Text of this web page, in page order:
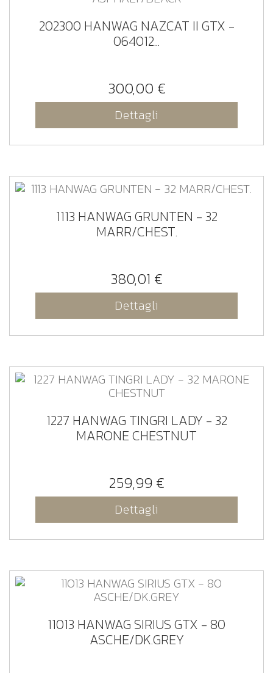
202300 HANWAG NAZCAT II GTX -
064012...
300,00 €
Dettagli
1113 HANWAG GRUNTEN - 32
MARR/CHEST.
380,01 €
Dettagli
1227 HANWAG TINGRI LADY - 32
MARONE CHESTNUT
259,99 €
Dettagli
11013 HANWAG SIRIUS GTX - 80
ASCHE/DK.GREY